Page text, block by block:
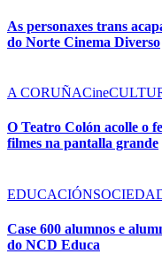
As personaxes trans
do Norte Cinema Diverso
A CORUÑACine
O Teatro Colón acolle o
filmes na pantalla grande
EDUCACIÓN
Case 600 alumnos e
do NCD Educa